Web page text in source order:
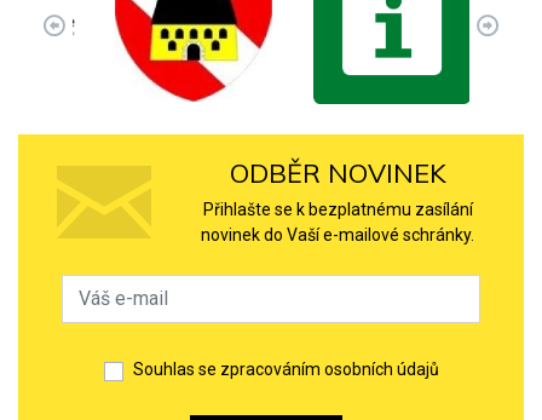
ODBĚR NOVINEK
Přihlašte se k bezplatnému zasílání
novinek do Vaší e-mailové schránky.
Souhlas se zpracováním osobních údajů